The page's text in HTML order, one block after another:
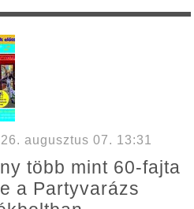
augusztus 07. 13:31
több mint 60-fajta
a Partyvarázs